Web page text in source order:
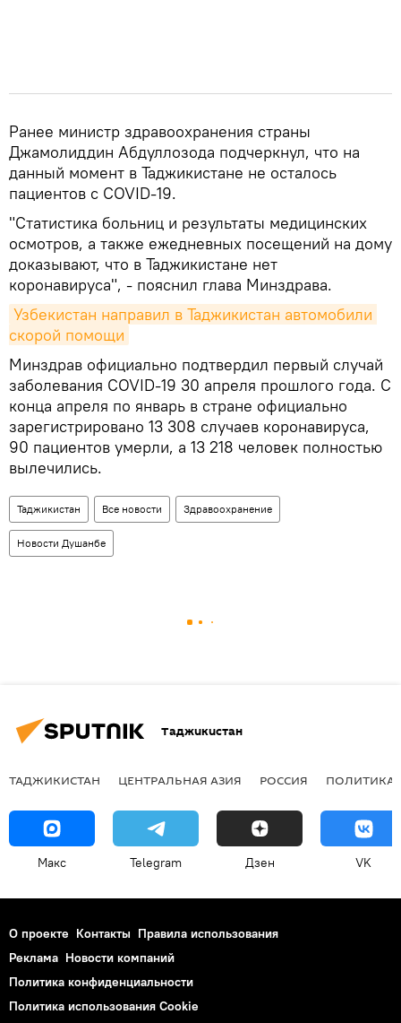
Ранее министр здравоохранения страны
Джамолиддин Абдуллозода подчеркнул, что на
данный момент в Таджикистане не осталось
пациентов с COVID-19.
"Статистика больниц и результаты медицинских
осмотров, а также ежедневных посещений на дому
доказывают, что в Таджикистане нет
коронавируса", - пояснил глава Минздрава.
Узбекистан направил в Таджикистан автомобили
скорой помощи
Минздрав официально подтвердил первый случай
заболевания COVID-19 30 апреля прошлого года. С
конца апреля по январь в стране официально
зарегистрировано 13 308 случаев коронавируса,
90 пациентов умерли, а 13 218 человек полностью
вылечились.
Таджикистан Все новости Здравоохранение
Новости Душанбе
Таджикистан
ТАДЖИКИСТАН ЦЕНТРАЛЬНАЯ АЗИЯ РОССИЯ ПОЛИТИКА
Макс Telegram Дзен VK
О проекте Контакты Правила использования
Реклама Новости компаний
Политика конфиденциальности
Политика использования Cookie